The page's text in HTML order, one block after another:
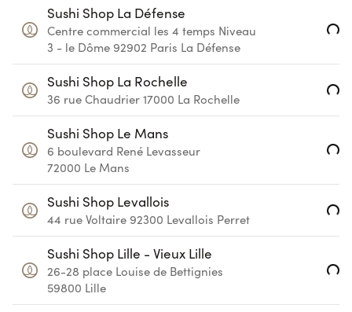
Sushi Shop La Défense
Centre commercial les 4 temps Niveau
3 - le Dôme 92902 Paris La Défense Loading...
Sushi Shop La Rochelle
36 rue Chaudrier 17000 La Rochelle Loading...
Sushi Shop Le Mans
6 boulevard René Levasseur
72000 Le Mans Loading...
Sushi Shop Levallois
44 rue Voltaire 92300 Levallois Perret Loading...
Sushi Shop Lille - Vieux Lille
26-28 place Louise de Bettignies
59800 Lille Loading...